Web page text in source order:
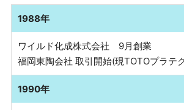
1988年
ワイルド化成株式会社 9月創業
福岡東陶会社 取引開始(現TOTOプラテ
1990年